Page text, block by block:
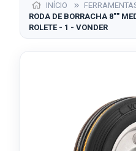
INÍCIO
RODA DE BORRACHA 8""
ROLETE - 1 - VONDER